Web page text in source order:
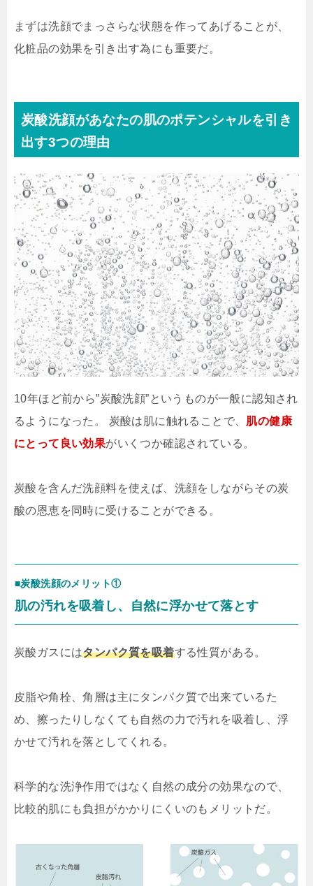
まずは洗顔でまっさらな状態を作ってあげることが、
化粧品の効果を引き出す為にも重要だ。
炭酸洗顔があなたの肌のポテンシャルを引き
出す3つの理由
10年ほど前から”炭酸洗顔”というものが一般に認知され
るようになった。 炭酸は肌に触れることで、 肌の健康
にとって良い効果がいくつか確認されている。
炭酸を含んだ洗顔料を使えば、洗顔をしながらその炭
酸の恩恵を同時に受けることができる。
■炭酸洗顔のメリット①
肌の汚れを吸着し、自然に浮かせて落とす
炭酸ガスにはタンパク質を吸着する性質がある。
皮脂や角栓、角層は主にタンパク質で出来ているた
め、擦ったりしなくても自然の力で汚れを吸着し、浮
かせて汚れを落としてくれる。
科学的な洗浄作用ではなく自然の成分の効果なので、
比較的肌にも負担がかかりにくいのもメリットだ。